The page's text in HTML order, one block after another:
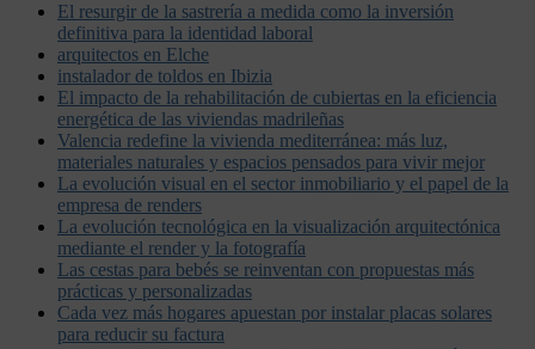
El resurgir de la sastrería a medida como la inversión
definitiva para la identidad laboral
arquitectos en Elche
instalador de toldos en Ibizia
El impacto de la rehabilitación de cubiertas en la eficiencia
energética de las viviendas madrileñas
Valencia redefine la vivienda mediterránea: más luz,
materiales naturales y espacios pensados para vivir mejor
La evolución visual en el sector inmobiliario y el papel de la
empresa de renders
La evolución tecnológica en la visualización arquitectónica
mediante el render y la fotografía
Las cestas para bebés se reinventan con propuestas más
prácticas y personalizadas
Cada vez más hogares apuestan por instalar placas solares
para reducir su factura